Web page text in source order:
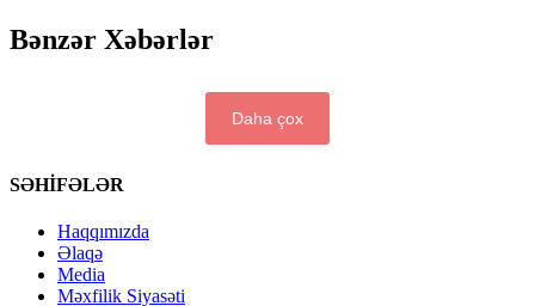
Bənzər Xəbərlər
Daha çox
SƏHİFƏLƏR
Haqqımızda
Əlaqə
Media
Məxfilik Siyasəti